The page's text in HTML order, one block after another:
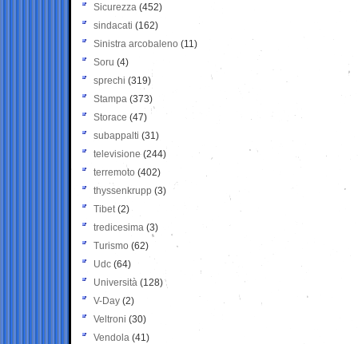
Sicurezza (452)
sindacati (162)
Sinistra arcobaleno (11)
Soru (4)
sprechi (319)
Stampa (373)
Storace (47)
subappalti (31)
televisione(244)
terremoto (402)
thyssenkrupp (3)
Tibet(2)
tredicesima (3)
Turismo (62)
Udc (64)
Università (128)
V-Day (2)
Veltroni (30)
Vendola (41)